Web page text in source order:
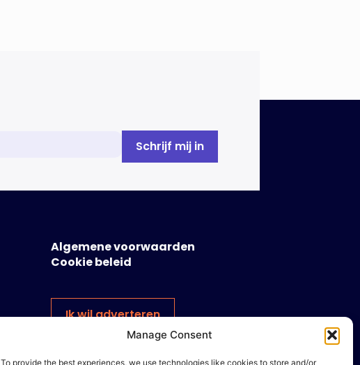
Manage Consent
To provide the best experiences, we use technologies like cookies to store and/or
Algemene voorwaarden
Cookie beleid
Ik wil adverteren